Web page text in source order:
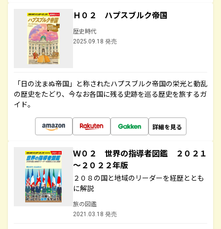
Ｈ０２ ハプスブルク帝国
歴史時代
2025.09.18 発売
「日の沈まぬ帝国」と称されたハプスブルク帝国の栄光と動乱
の歴史をたどり、今なお各国に残る史跡を巡る歴史を旅するガ
イド。
詳細を見る
Ｗ０２ 世界の指導者図鑑 ２０２１
～２０２２年版
２０８の国と地域のリーダーを経歴ととも
に解説
旅の図鑑
2021.03.18 発売